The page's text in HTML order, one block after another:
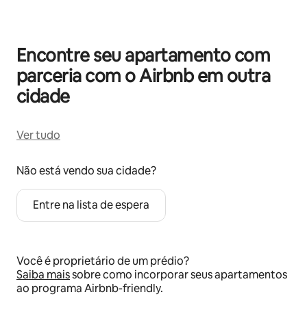
Encontre seu apartamento com
parceria com o Airbnb em outra
cidade
Ver tudo
Não está vendo sua cidade?
Entre na lista de espera
Você é proprietário de um prédio?
Saiba maissobre como incorporar seus apartamentos
ao programa Airbnb-friendly.